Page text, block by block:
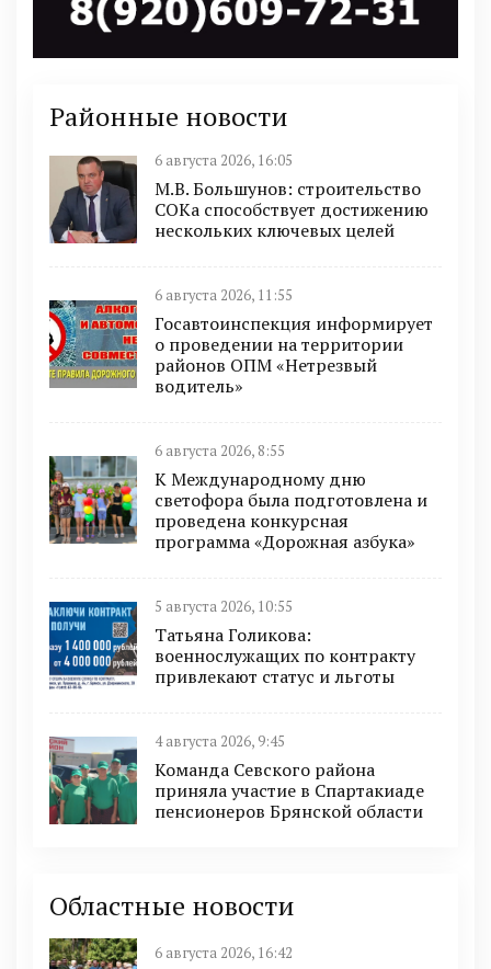
Районные новости
6 августа 2026, 16:05
М.В. Большунов: строительство
СОКа способствует достижению
нескольких ключевых целей
6 августа 2026, 11:55
Госавтоинспекция информирует
о проведении на территории
районов ОПМ «Нетрезвый
водитель»
6 августа 2026, 8:55
К Международному дню
светофора была подготовлена и
проведена конкурсная
программа «Дорожная азбука»
5 августа 2026, 10:55
Татьяна Голикова:
военнослужащих по контракту
привлекают статус и льготы
4 августа 2026, 9:45
Команда Севского района
приняла участие в Спартакиаде
пенсионеров Брянской области
Областные новости
6 августа 2026, 16:42